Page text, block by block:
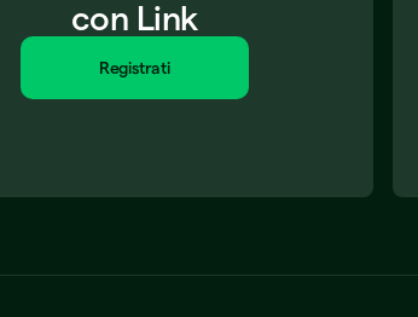
con Link
Registrati